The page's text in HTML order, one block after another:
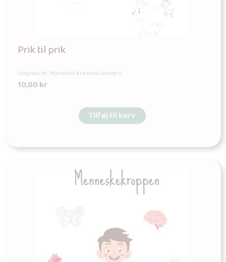
Prik til prik
Udgives af: Michelles Kreative Univers
10,00kr
Tilføj til kurv